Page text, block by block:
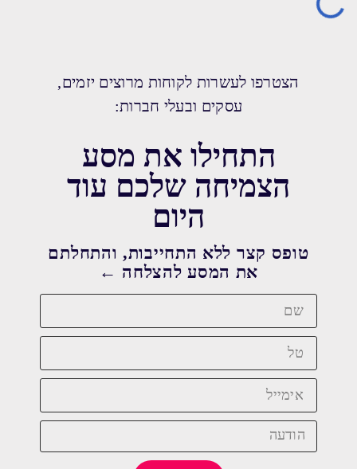
הצטרפו לעשרות לקוחות מרוצים יזמים,
עסקים ובעלי חברות:
התחילו את מסע
הצמיחה שלכם עוד
היום
טופס קצר ללא התחייבות, והתחלתם
את המסע להצלחה ←